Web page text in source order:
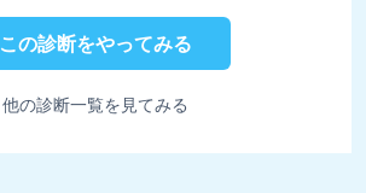
この診断をやってみる
他の診断一覧を見てみる